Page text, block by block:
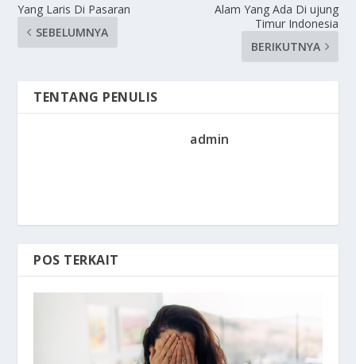
Yang Laris Di Pasaran
SEBELUMNYA
Alam Yang Ada Di ujung
Timur Indonesia
BERIKUTNYA
TENTANG PENULIS
admin
POS TERKAIT